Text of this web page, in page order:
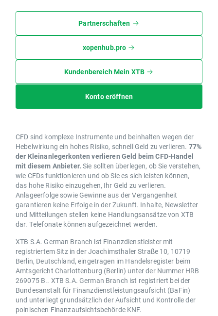
Partnerschaften
xopenhub.pro
Kundenbereich Mein XTB
Konto eröffnen
CFD sind komplexe Instrumente und beinhalten wegen der
Hebelwirkung ein hohes Risiko, schnell Geld zu verlieren. 77%
der Kleinanlegerkonten verlieren Geld beim CFD-Handel
mit diesem Anbieter. Sie sollten überlegen, ob Sie verstehen,
wie CFDs funktionieren und ob Sie es sich leisten können,
das hohe Risiko einzugehen, Ihr Geld zu verlieren.
Anlageerfolge sowie Gewinne aus der Vergangenheit
garantieren keine Erfolge in der Zukunft. Inhalte, Newsletter
und Mitteilungen stellen keine Handlungsansätze von XTB
dar. Telefonate können aufgezeichnet werden.
XTB S.A. German Branch ist Finanzdienstleister mit
registriertem Sitz in der Joachimsthaler Straße 10, 10719
Berlin, Deutschland, eingetragen im Handelsregister beim
Amtsgericht Charlottenburg (Berlin) unter der Nummer HRB
269075 B.. XTB S.A. German Branch ist registriert bei der
Bundesanstalt für Finanzdienstleistungsaufsicht (BaFin)
und unterliegt grundsätzlich der Aufsicht und Kontrolle der
polnischen Finanzaufsichtsbehörde KNF.